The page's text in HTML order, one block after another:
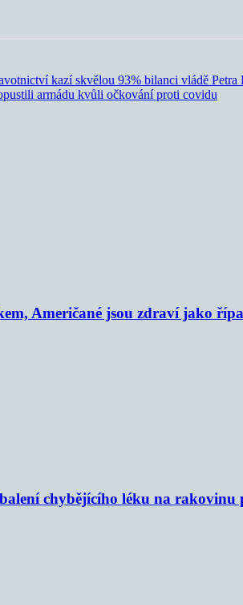
kazí skvělou 93% bilanci vládě Petra
armádu kvůli očkování proti covidu
Američané jsou zdraví jako řípa
chybějícího léku na rakovinu